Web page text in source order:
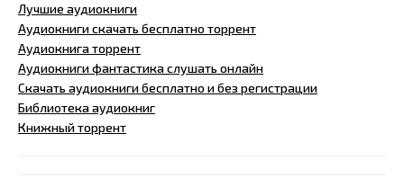
Лучшие аудиокниги
Аудиокниги скачать бесплатно торрент
Аудиокнига торрент
Аудиокниги фантастика слушать онлайн
Скачать аудиокниги бесплатно и без регистрации
Библиотека аудиокниг
Книжный торрент